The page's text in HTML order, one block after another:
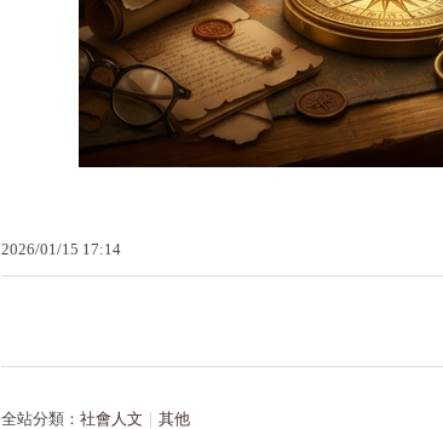
2026/01/15 17:14
全站分類： 社會人文 其他